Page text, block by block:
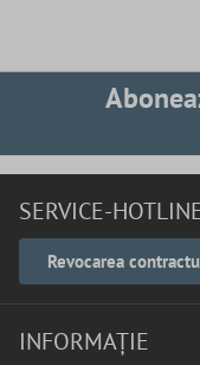
SERVICE-
Revocarea
INFORMAȚIE